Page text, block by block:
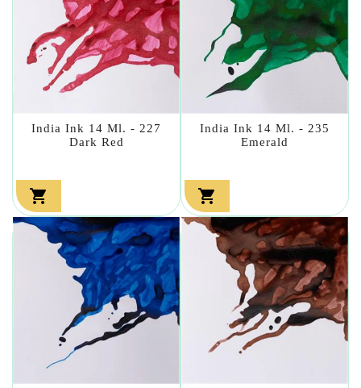
India Ink 14 Ml. - 227
Dark Red

India Ink 14 Ml. - 235
Emerald
